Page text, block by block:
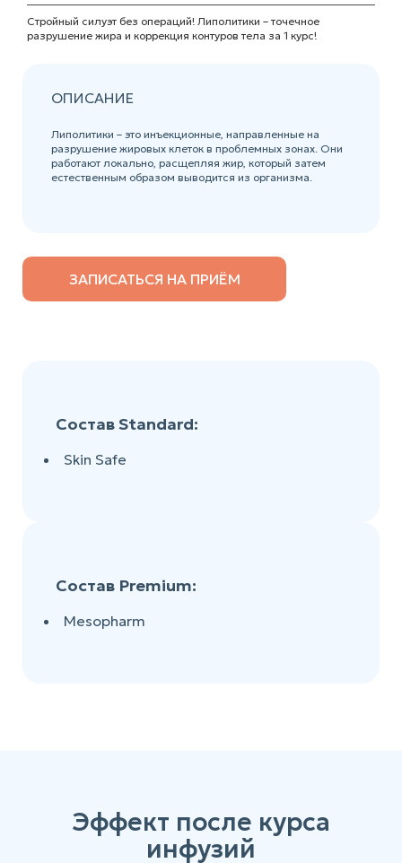
Стройный силуэт без операций! Липолитики – точечное
разрушение жира и коррекция контуров тела за 1 курс!
ОПИСАНИЕ
Липолитики – это инъекционные, направленные на
разрушение жировых клеток в проблемных зонах. Они
работают локально, расщепляя жир, который затем
естественным образом выводится из организма.
ЗАПИСАТЬСЯ НА ПРИЁМ
Состав Standard:
Skin Safe
Состав Premium:
Mesopharm
Эффект после курса
инфузий